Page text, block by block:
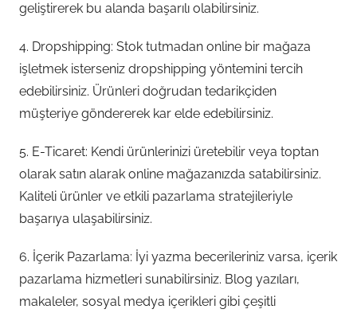
geliştirerek bu alanda başarılı olabilirsiniz.
4. Dropshipping: Stok tutmadan online bir mağaza
işletmek isterseniz dropshipping yöntemini tercih
edebilirsiniz. Ürünleri doğrudan tedarikçiden
müşteriye göndererek kar elde edebilirsiniz.
5. E-Ticaret: Kendi ürünlerinizi üretebilir veya toptan
olarak satın alarak online mağazanızda satabilirsiniz.
Kaliteli ürünler ve etkili pazarlama stratejileriyle
başarıya ulaşabilirsiniz.
6. İçerik Pazarlama: İyi yazma becerileriniz varsa, içerik
pazarlama hizmetleri sunabilirsiniz. Blog yazıları,
makaleler, sosyal medya içerikleri gibi çeşitli